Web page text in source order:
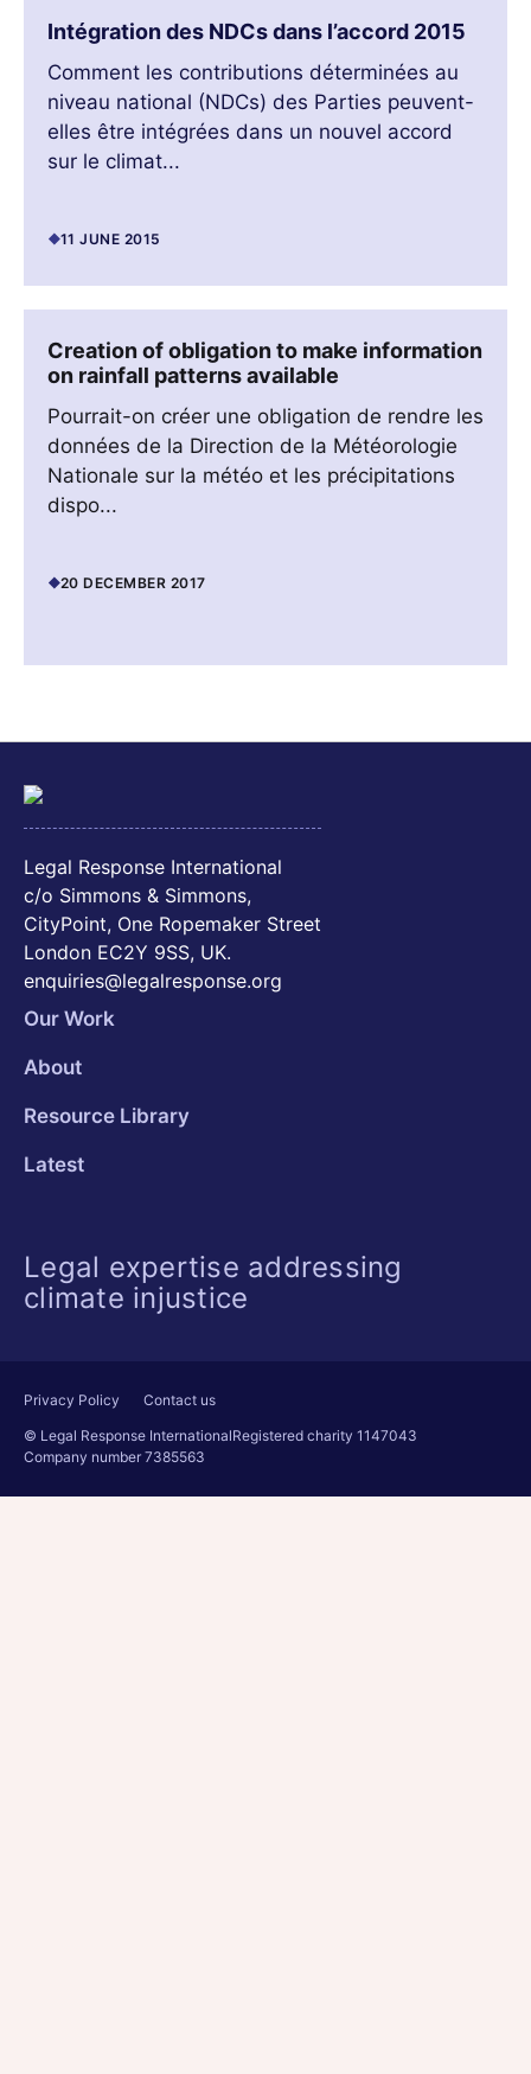
Intégration des NDCs dans l’accord 2015
Comment les contributions déterminées au
niveau national (NDCs) des Parties peuvent-
elles être intégrées dans un nouvel accord
sur le climat...
11 JUNE 2015
Creation of obligation to make information
on rainfall patterns available
Pourrait-on créer une obligation de rendre les
données de la Direction de la Météorologie
Nationale sur la météo et les précipitations
dispo...
20 DECEMBER 2017
Legal Response International
c/o Simmons & Simmons,
CityPoint, One Ropemaker Street
London EC2Y 9SS, UK.
enquiries@legalresponse.org
Our Work
About
Resource Library
Latest
Legal expertise addressing
climate injustice
Privacy Policy
Contact us
© Legal Response InternationalRegistered charity 1147043
Company number 7385563